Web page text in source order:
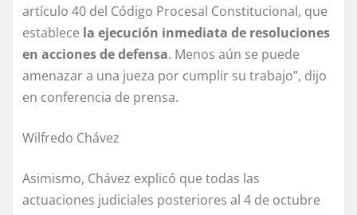
artículo 40 del Código Procesal Constitucional, que
establece la ejecución inmediata de resoluciones
en acciones de defensa. Menos aún se puede
amenazar a una jueza por cumplir su trabajo”, dijo
en conferencia de prensa.
Wilfredo Chávez
Asimismo, Chávez explicó que todas las
actuaciones judiciales posteriores al 4 de octubre